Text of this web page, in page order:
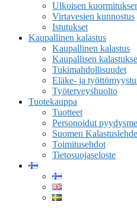
Ulkoisen
Virtavesien kunnostus
Istutukset
Kaupallinen kalastus
Kaupallinen kalastus
Kaupallisen
Tukimahdollisuudet
Eläke- ja
Työterveyshuolto
Tuotekauppa
Tuotteet
Personoidut
Suomen
Toimitusehdot
Tietosuojaseloste